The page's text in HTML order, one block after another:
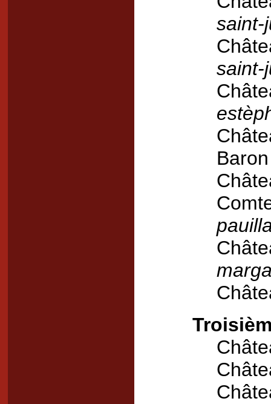
saint-
saint-